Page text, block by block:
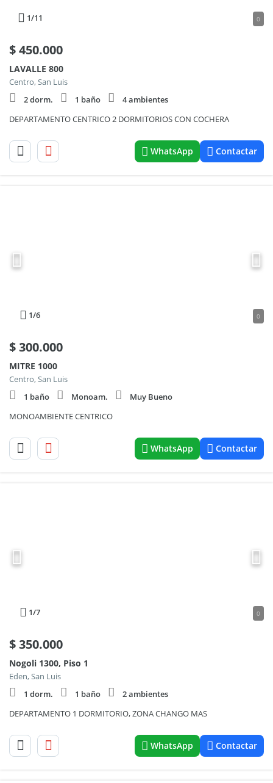
1/11 0
$450.000
LAVALLE 800
Centro, San Luis
2 dorm.
1 baño
4 ambientes
DEPARTAMENTO CENTRICO 2 DORMITORIOS CON COCHERA
WhatsApp Contactar
1/6 0
$300.000
MITRE 1000
Centro, San Luis
1 baño
Monoam.
Muy Bueno
MONOAMBIENTE CENTRICO
WhatsApp Contactar
1/7 0
$350.000
Nogoli 1300, Piso 1
Eden, San Luis
1 dorm.
1 baño
2 ambientes
DEPARTAMENTO 1 DORMITORIO, ZONA CHANGO MAS
WhatsApp Contactar